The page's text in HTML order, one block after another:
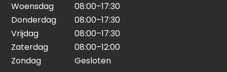
Woensdag
08:00–17:30
Donderdag
08:00–17:30
Vrijdag
08:00–17:30
Zaterdag
08:00–12:00
Zondag
Gesloten